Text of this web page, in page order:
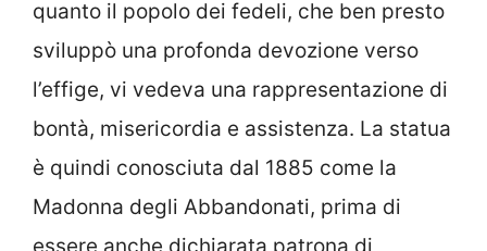
quanto il popolo dei fedeli, che ben presto
sviluppò una profonda devozione verso
l’effige, vi vedeva una rappresentazione di
bontà, misericordia e assistenza. La statua
è quindi conosciuta dal 1885 come la
Madonna degli Abbandonati, prima di